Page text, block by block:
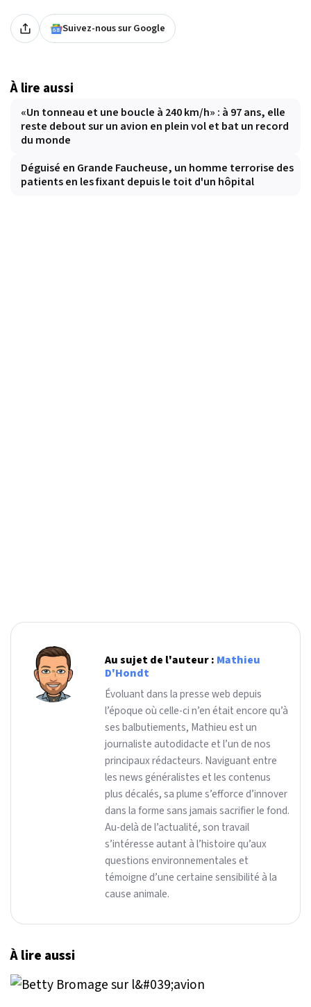
Suivez-nous sur Google
À lire aussi
«Un tonneau et une boucle à 240 km/h» : à 97 ans, elle
reste debout sur un avion en plein vol et bat un record
du monde
Déguisé en Grande Faucheuse, un homme terrorise des
patients en les fixant depuis le toit d'un hôpital
Au sujet de l'auteur : Mathieu
D'Hondt
Évoluant dans la presse web depuis
l’époque où celle-ci n’en était encore qu’à
ses balbutiements, Mathieu est un
journaliste autodidacte et l’un de nos
principaux rédacteurs. Naviguant entre
les news généralistes et les contenus
plus décalés, sa plume s’efforce d’innover
dans la forme sans jamais sacrifier le fond.
Au-delà de l’actualité, son travail
s’intéresse autant à l’histoire qu’aux
questions environnementales et
témoigne d’une certaine sensibilité à la
cause animale.
À lire aussi